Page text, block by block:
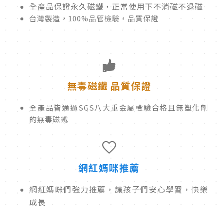
全產品保證永久磁鐵，正常使用下不消磁不退磁
台灣製造，100%品管檢驗，品質保證
無毒磁鐵 品質保證
全產品皆通過SGS八大重金屬檢驗合格且無塑化劑
的無毒磁鐵
網紅媽咪推薦
網紅媽咪們強力推薦，讓孩子們安心學習，快樂
成長